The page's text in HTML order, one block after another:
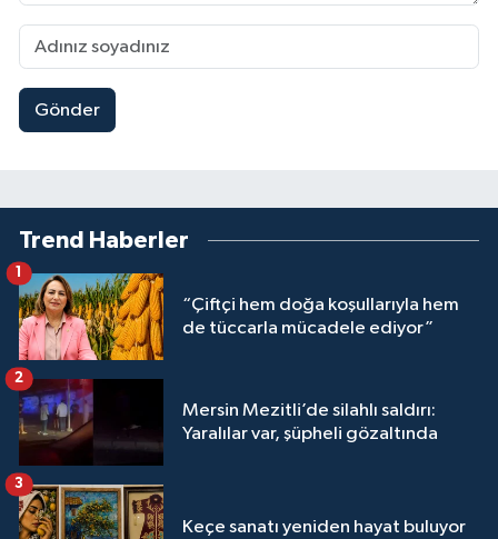
Gönder
Trend Haberler
“Çiftçi hem doğa koşullarıyla hem
de tüccarla mücadele ediyor”
1
Mersin Mezitli’de silahlı saldırı:
Yaralılar var, şüpheli gözaltında
2
Keçe sanatı yeniden hayat buluyor
3